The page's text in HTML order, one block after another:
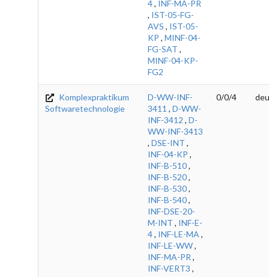
4, INF-MA-PR
, IST-05-FG-
AVS , IST-05-
KP , MINF-04-
FG-SAT ,
MINF-04-KP-
FG2
Komplexpraktikum
Softwaretechnologie
D-WW-INF-
3411 , D-WW-
INF-3412 , D-
WW-INF-3413
, DSE-INT ,
INF-04-KP ,
INF-B-510,
INF-B-520,
INF-B-530,
INF-B-540,
INF-DSE-20-
M-INT , INF-E-
4, INF-LE-MA ,
INF-LE-WW,
INF-MA-PR ,
INF-VERT3 ,
0/0/4